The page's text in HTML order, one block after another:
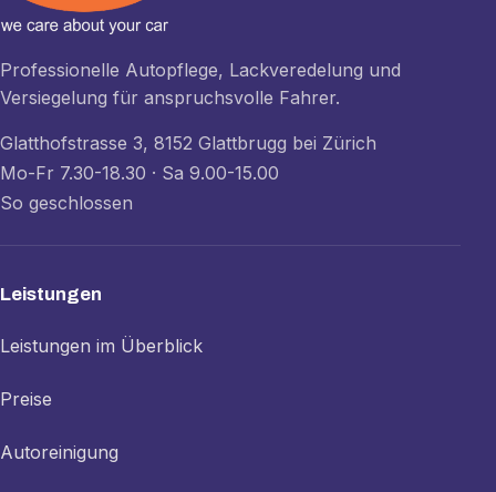
Professionelle Autopflege, Lackveredelung und
Versiegelung für anspruchsvolle Fahrer.
Glatthofstrasse 3, 8152 Glattbrugg bei Zürich
Mo-Fr 7.30-18.30 · Sa 9.00-15.00
So geschlossen
Leistungen
Leistungen im Überblick
Preise
Autoreinigung